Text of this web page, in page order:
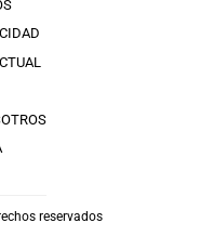
reservados